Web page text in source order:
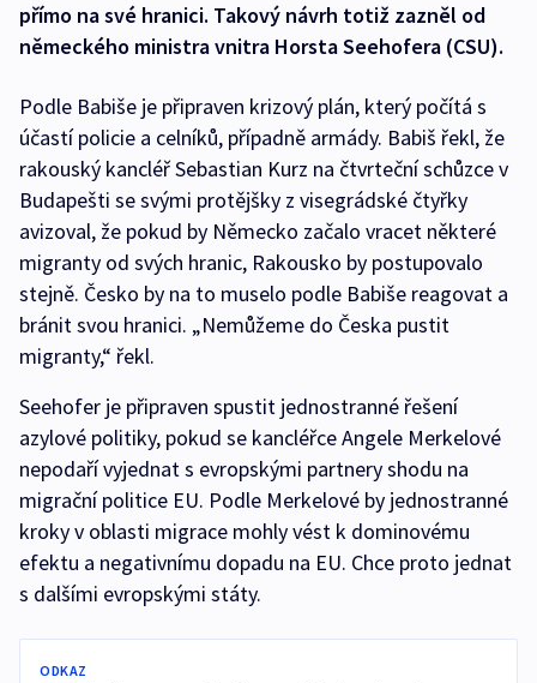
přímo na své hranici. Takový návrh totiž zazněl od
německého ministra vnitra Horsta Seehofera (CSU).
Podle Babiše je připraven krizový plán, který počítá s
účastí policie a celníků, případně armády. Babiš řekl, že
rakouský kancléř Sebastian Kurz na čtvrteční schůzce v
Budapešti se svými protějšky z visegrádské čtyřky
avizoval, že pokud by Německo začalo vracet některé
migranty od svých hranic, Rakousko by postupovalo
stejně. Česko by na to muselo podle Babiše reagovat a
bránit svou hranici. „Nemůžeme do Česka pustit
migranty,“ řekl.
Seehofer je připraven spustit jednostranné řešení
azylové politiky, pokud se kancléřce Angele Merkelové
nepodaří vyjednat s evropskými partnery shodu na
migrační politice EU. Podle Merkelové by jednostranné
kroky v oblasti migrace mohly vést k dominovému
efektu a negativnímu dopadu na EU. Chce proto jednat
s dalšími evropskými státy.
ODKAZ